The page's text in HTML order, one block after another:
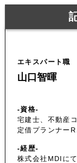
エキスパート職
山口智暉
-資格-
宅建士、不動産
定借プランナー
-経歴-
株式会社MDIに